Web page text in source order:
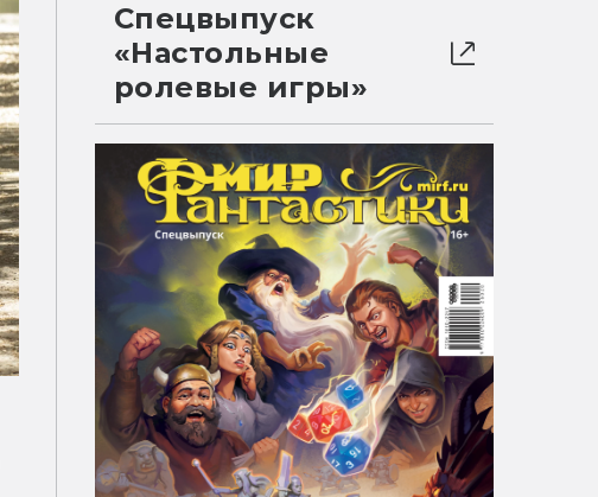
Спецвыпуск
«Настольные
ролевые игры»